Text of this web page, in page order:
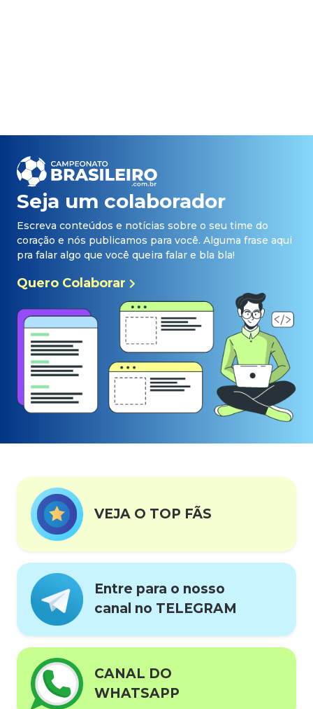
Seja um colaborador
Escreva conteúdos e notícias sobre o seu time do
coração e nós publicamos para você. Alguma frase aqui
pra falar algo que você queira falar e bla bla!
Quero Colaborar
VEJA O TOP FÃS
Entre para o nosso
canal no TELEGRAM
CANAL DO
WHATSAPP